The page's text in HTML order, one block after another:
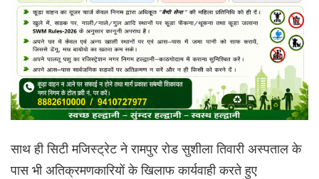
साथ ही सिटी मजिस्ट्रेट ने रामपुर रोड सुशीला तिवारी अस्पताल के
पास भी अतिक्रमणकारियों के खिलाफ कार्यवाही करते हुए